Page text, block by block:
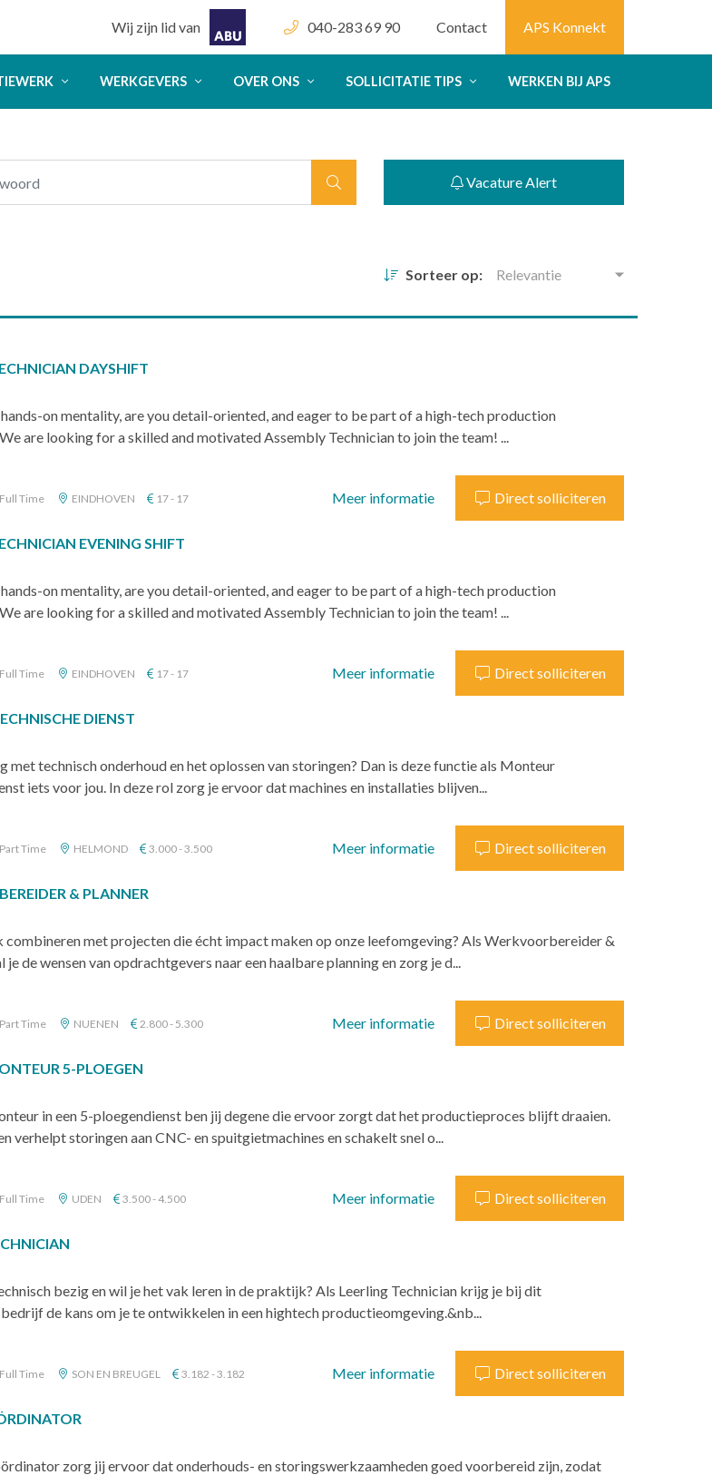
Wij zijn lid van 040-283 69 90 Contact APS Konnekt
WERKGEVERS OVER ONS SOLLICITATIE TIPS WERKEN BIJ APS
Vacature Alert
Sorteer op: Relevantie
DAYSHIFT
hands-on mentality, are you detail-oriented, and eager to be part of a high-tech production
are looking for a skilled and motivated Assembly Technician to join the team! ...
Full Time EINDHOVEN 17 - 17 Meer informatie Direct solliciteren
EVENING SHIFT
hands-on mentality, are you detail-oriented, and eager to be part of a high-tech production
are looking for a skilled and motivated Assembly Technician to join the team! ...
Full Time EINDHOVEN 17 - 17 Meer informatie Direct solliciteren
DIENST
met technisch onderhoud en het oplossen van storingen? Dan is deze functie als Monteur
iets voor jou. In deze rol zorg je ervoor dat machines en installaties blijven...
Part Time HELMOND 3.000 - 3.500 Meer informatie Direct solliciteren
& PLANNER
combineren met projecten die écht impact maken op onze leefomgeving? Als Werkvoorbereider &
je de wensen van opdrachtgevers naar een haalbare planning en zorg je d...
Part Time NUENEN 2.800 - 5.300 Meer informatie Direct solliciteren
5-PLOEGEN
in een 5-ploegendienst ben jij degene die ervoor zorgt dat het productieproces blijft draaien.
verhelpt storingen aan CNC- en spuitgietmachines en schakelt snel o...
Full Time UDEN 3.500 - 4.500 Meer informatie Direct solliciteren
bezig en wil je het vak leren in de praktijk? Als Leerling Technician krijg je bij dit
de kans om je te ontwikkelen in een hightech productieomgeving.&nb...
Full Time SON EN BREUGEL 3.182 - 3.182 Meer informatie Direct solliciteren
zorg jij ervoor dat onderhouds- en storingswerkzaamheden goed voorbereid zijn, zodat